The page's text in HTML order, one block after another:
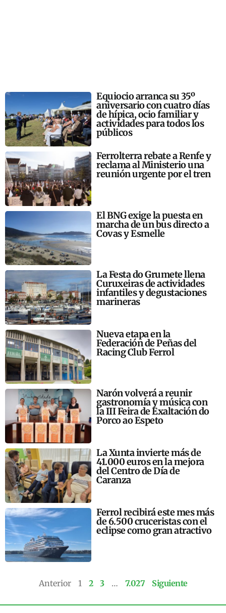
Equiocio arranca su 35º
aniversario con cuatro días
de hípica, ocio familiar y
actividades para todos los
públicos
Ferrolterra rebate a Renfe y
reclama al Ministerio una
reunión urgente por el tren
El BNG exige la puesta en
marcha de un bus directo a
Covas y Esmelle
La Festa do Grumete llena
Curuxeiras de actividades
infantiles y degustaciones
marineras
Nueva etapa en la
Federación de Peñas del
Racing Club Ferrol
Narón volverá a reunir
gastronomía y música con
la III Feira de Exaltación do
Porco ao Espeto
La Xunta invierte más de
41.000 euros en la mejora
del Centro de Día de
Caranza
Ferrol recibirá este mes más
de 6.500 cruceristas con el
eclipse como gran atractivo
Anterior 1 2 3 … 7.027 Siguiente